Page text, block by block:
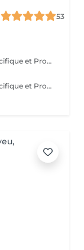
53
Diagnostique, Shampooing Traitant, Soin Spécifique et Produits Coiffants inclus
Diagnostique, Shampooing Traitant, Soin Spécifique et Produits Coiffants inclus